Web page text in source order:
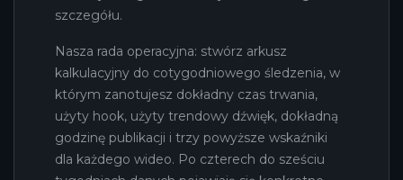
szczegółu.
Nasza rada operacyjna: stwórz arkusz
kalkulacyjny do cotygodniowego śledzenia, w
którym zanotujesz dokładny czas trwania,
użyty hook, użyty trendowy dźwięk, dokładną
godzinę publikacji i trzy powyższe wskaźniki
dla każdego wideo. Po czterech do sześciu